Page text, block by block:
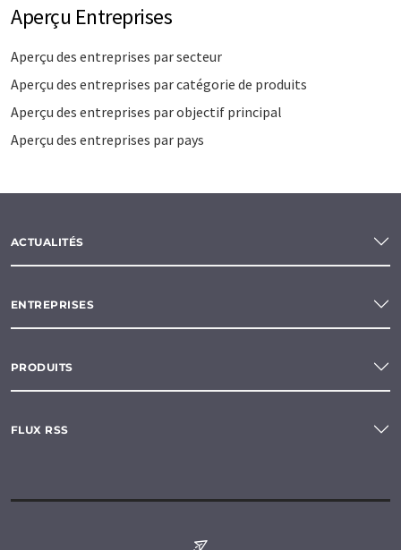
Aperçu Entreprises
Aperçu des entreprises par secteur
Aperçu des entreprises par catégorie de produits
Aperçu des entreprises par objectif principal
Aperçu des entreprises par pays
ACTUALITÉS
ENTREPRISES
PRODUITS
FLUX RSS